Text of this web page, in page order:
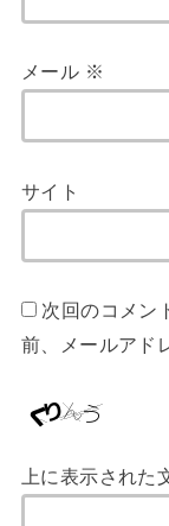
メール ※
サイト
次回のコメン
前、メールアド
上に表示された